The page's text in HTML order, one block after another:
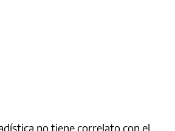
no tiene correlato con el